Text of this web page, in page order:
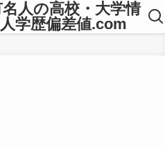
人の高校・大学情
学歴偏差値.com